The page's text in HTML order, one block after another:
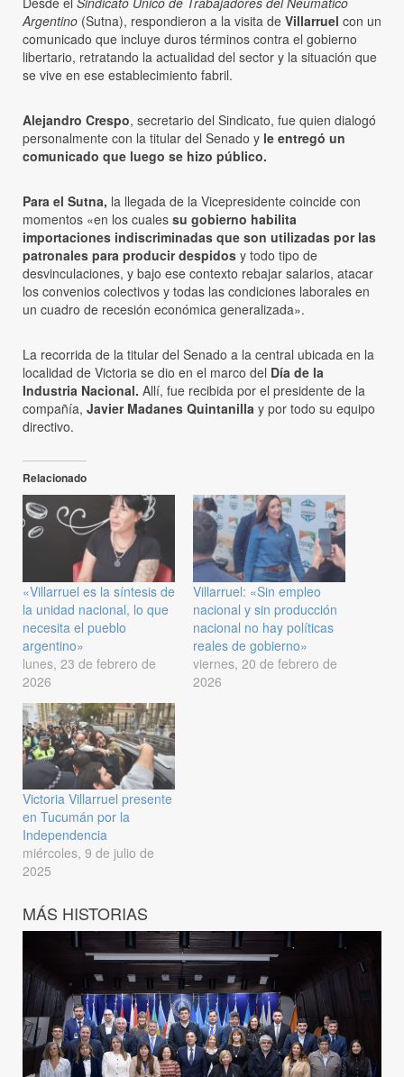
Argentino (Sutna), respondieron a la visita de Villarruel con un
comunicado que incluye duros términos contra el gobierno
libertario, retratando la actualidad del sector y la situación que
se vive en ese establecimiento fabril.
Alejandro Crespo, secretario del Sindicato, fue quien dialogó
personalmente con la titular del Senado y le entregó un
comunicado que luego se hizo público.
Para el Sutna, la llegada de la Vicepresidente coincide con
momentos «en los cuales su gobierno habilita
importaciones indiscriminadas que son utilizadas por las
patronales para producir despidos y todo tipo de
desvinculaciones, y bajo ese contexto rebajar salarios, atacar
los convenios colectivos y todas las condiciones laborales en
un cuadro de recesión económica generalizada».
La recorrida de la titular del Senado a la central ubicada en la
localidad de Victoria se dio en el marco del Día de la
Industria Nacional. Allí, fue recibida por el presidente de la
compañía, Javier Madanes Quintanilla y por todo su equipo
directivo.
Relacionado
«Villarruel es la síntesis de
la unidad nacional, lo que
necesita el pueblo
argentino»
lunes, 23 de febrero de
2026
Villarruel: «Sin empleo
nacional y sin producción
nacional no hay políticas
reales de gobierno»
viernes, 20 de febrero de
2026
Victoria Villarruel presente
en Tucumán por la
Independencia
miércoles, 9 de julio de
2025
MÁS HISTORIAS